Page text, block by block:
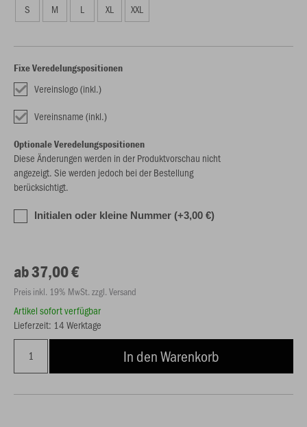
S M L XL XXL
Fixe Veredelungspositionen
Vereinslogo (inkl.)
Vereinsname (inkl.)
Optionale Veredelungspositionen
Diese Änderungen werden in der Produktvorschau nicht
angezeigt. Sie werden jedoch bei der Bestellung
berücksichtigt.
Initialen oder kleine Nummer (+3,00 €)
ab 37,00 €
Preis inkl. 19% MwSt. zzgl. Versand
Artikel sofort verfügbar
Lieferzeit: 14 Werktage
In den Warenkorb